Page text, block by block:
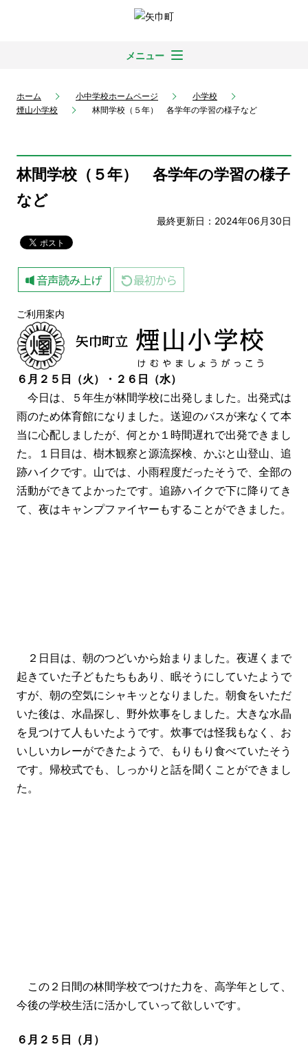
メニュー
ホーム 小中学校ホームページ
小学校
煙山小学校
林間学校（５年） 各学年の学習の様子など
林間学校（５年） 各学年の学習の様子
など
最終更新日：2024年06月30日
ご利用案内
６月２５日（火）・２６日（水）
今日は、５年生が林間学校に出発しました。出発式は
雨のため体育館になりました。送迎のバスが来なくて本
当に心配しましたが、何とか１時間遅れで出発できまし
た。１日目は、樹木観察と源流探検、かぶと山登山、追
跡ハイクです。山では、小雨程度だったそうで、全部の
活動ができてよかったです。追跡ハイクで下に降りてき
て、夜はキャンプファイヤーもすることができました。
２日目は、朝のつどいから始まりました。夜遅くまで
起きていた子どもたちもあり、眠そうにしていたようで
すが、朝の空気にシャキッとなりました。朝食をいただ
いた後は、水晶探し、野外炊事をしました。大きな水晶
を見つけて人もいたようです。炊事では怪我もなく、お
いしいカレーができたようで、もりもり食べていたそう
です。帰校式でも、しっかりと話を聞くことができまし
た。
この２日間の林間学校でつけた力を、高学年として、
今後の学校生活に活かしていって欲しいです。
６月２５日（月）